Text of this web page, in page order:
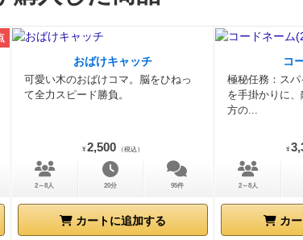
た人は何もやる事がなく、神視点でゲームを見守る事の
あったが、
む事ができる。
自分のヒントを隠すように人狼側も偽物の
枚程選びそれが場に並ぶため、残った市民が偽カードに騙
するとすごくもどかしいし、気付いてくれた時はついニヤニ
が出され、やられた側はいつの間にか1箇所に集まってヒソ
のヒントカードについて話し合ってまたニヤニヤする。そん
ない雰囲気が楽しめる。
ただ、役職カードはやられた時に
ものが多く、占い師的な役職がないのでCO(カミングアウト
職を名乗り出る行為がほぼ発生しない。そのため人狼側
おばけキャッチ
可愛い木のおばけコマ。脳をひねっ
て全力スピード勝負。
¥ 2,500 （税込）
2～8人 20分 95件
カートに追加する
コ
極秘任務：ス
を手掛かりに
方の...
¥
2～8人
カー